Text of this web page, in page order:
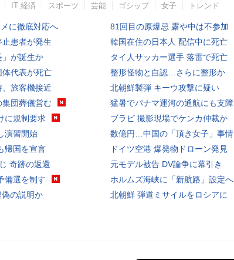
IT 経済 スポーツ 芸能 ゴシップ 女子 トレンド
に徹底対応へ
患者が発生
」が誕生か
代表が死亡
旅客機接近
団葬儀営む
に規制要求
演習開始
帰国を宣言
奇跡の返還
備選を制す
の説明か
81回目の原爆忌 露や中は不参加
韓国在住の日本人 配信中に死亡
タイ人サッカー選手 落雷で死亡
整形怪物と自認…さらに整形か
北朝鮮製弾 キーウ攻撃に疑い
猛暑でパナマ運河の通航にも支障
ブラピ 撮影現場でケンカ仲裁か
数億円…中国の「頂き女子」事情
ドイツ空港 爆発物ドローン発見
元モデル被告 DV論争に幕引き
ホルムズ海峡に「新航路」設定へ
北朝鮮 弾道ミサイルをロシアに